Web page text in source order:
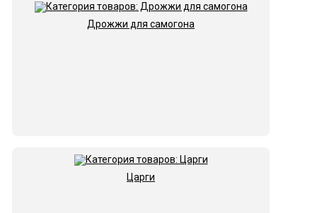
Дрожжи для самогона
Царги